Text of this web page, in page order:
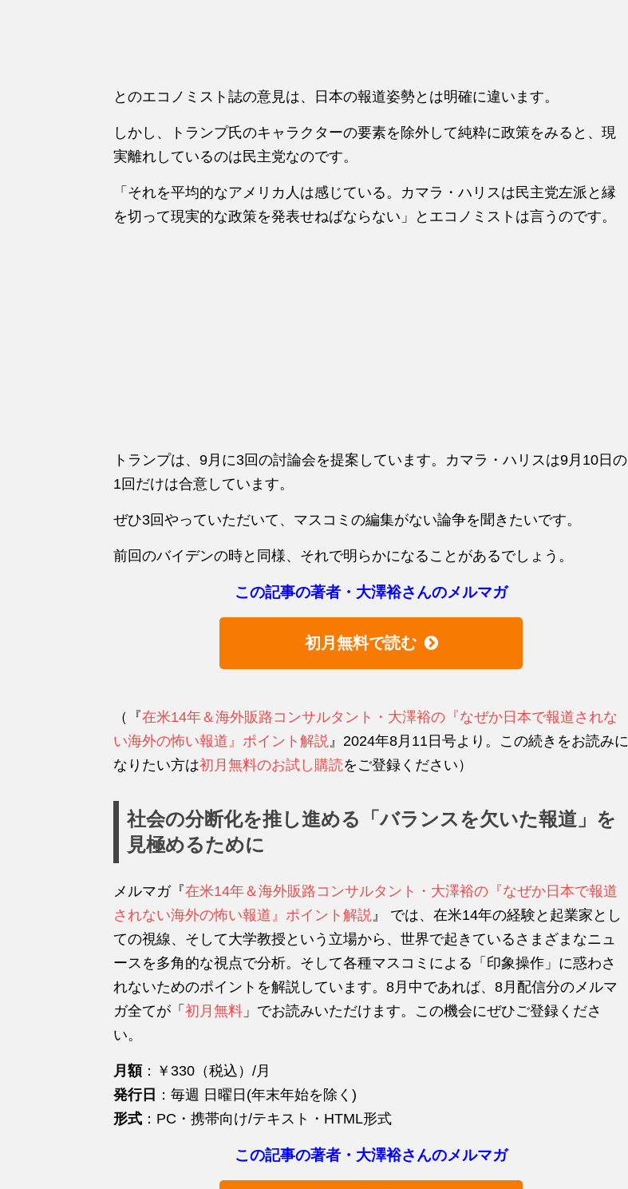
とのエコノミスト誌の意見は、日本の報道姿勢とは明確に違います。
しかし、トランプ氏のキャラクターの要素を除外して純粋に政策をみると、現
実離れしているのは民主党なのです。
「それを平均的なアメリカ人は感じている。カマラ・ハリスは民主党左派と縁
を切って現実的な政策を発表せねばならない」とエコノミストは言うのです。
トランプは、9月に3回の討論会を提案しています。カマラ・ハリスは9月10日の
1回だけは合意しています。
ぜひ3回やっていただいて、マスコミの編集がない論争を聞きたいです。
前回のバイデンの時と同様、それで明らかになることがあるでしょう。
この記事の著者・大澤裕さんのメルマガ
初月無料で読む
（『在米14年＆海外販路コンサルタント・大澤裕の『なぜか日本で報道されな
い海外の怖い報道』ポイント解説 』2024年8月11日号より。この続きをお読みに
なりたい方は初月無料のお試し購読をご登録ください）
社会の分断化を推し進める「バランスを欠いた報道」を
見極めるために
メルマガ『在米14年＆海外販路コンサルタント・大澤裕の『なぜか日本で報道
されない海外の怖い報道』ポイント解説 』 では、在米14年の経験と起業家とし
ての視線、そして大学教授という立場から、世界で起きているさまざまなニュ
ースを多角的な視点で分析。そして各種マスコミによる「印象操作」に惑わさ
れないためのポイントを解説しています。8月中であれば、8月配信分のメルマ
ガ全てが「 初月無料 」でお読みいただけます。この機会にぜひご登録くださ
い。
月額：￥330（税込）/月
発行日 ：毎週 日曜日(年末年始を除く)
形式 ：PC・携帯向け/テキスト・HTML形式
この記事の著者・大澤裕さんのメルマガ